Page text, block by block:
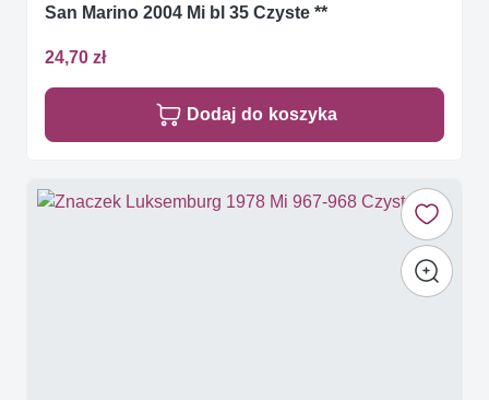
San Marino 2004 Mi bl 35 Czyste **
24,70 zł
Dodaj do koszyka